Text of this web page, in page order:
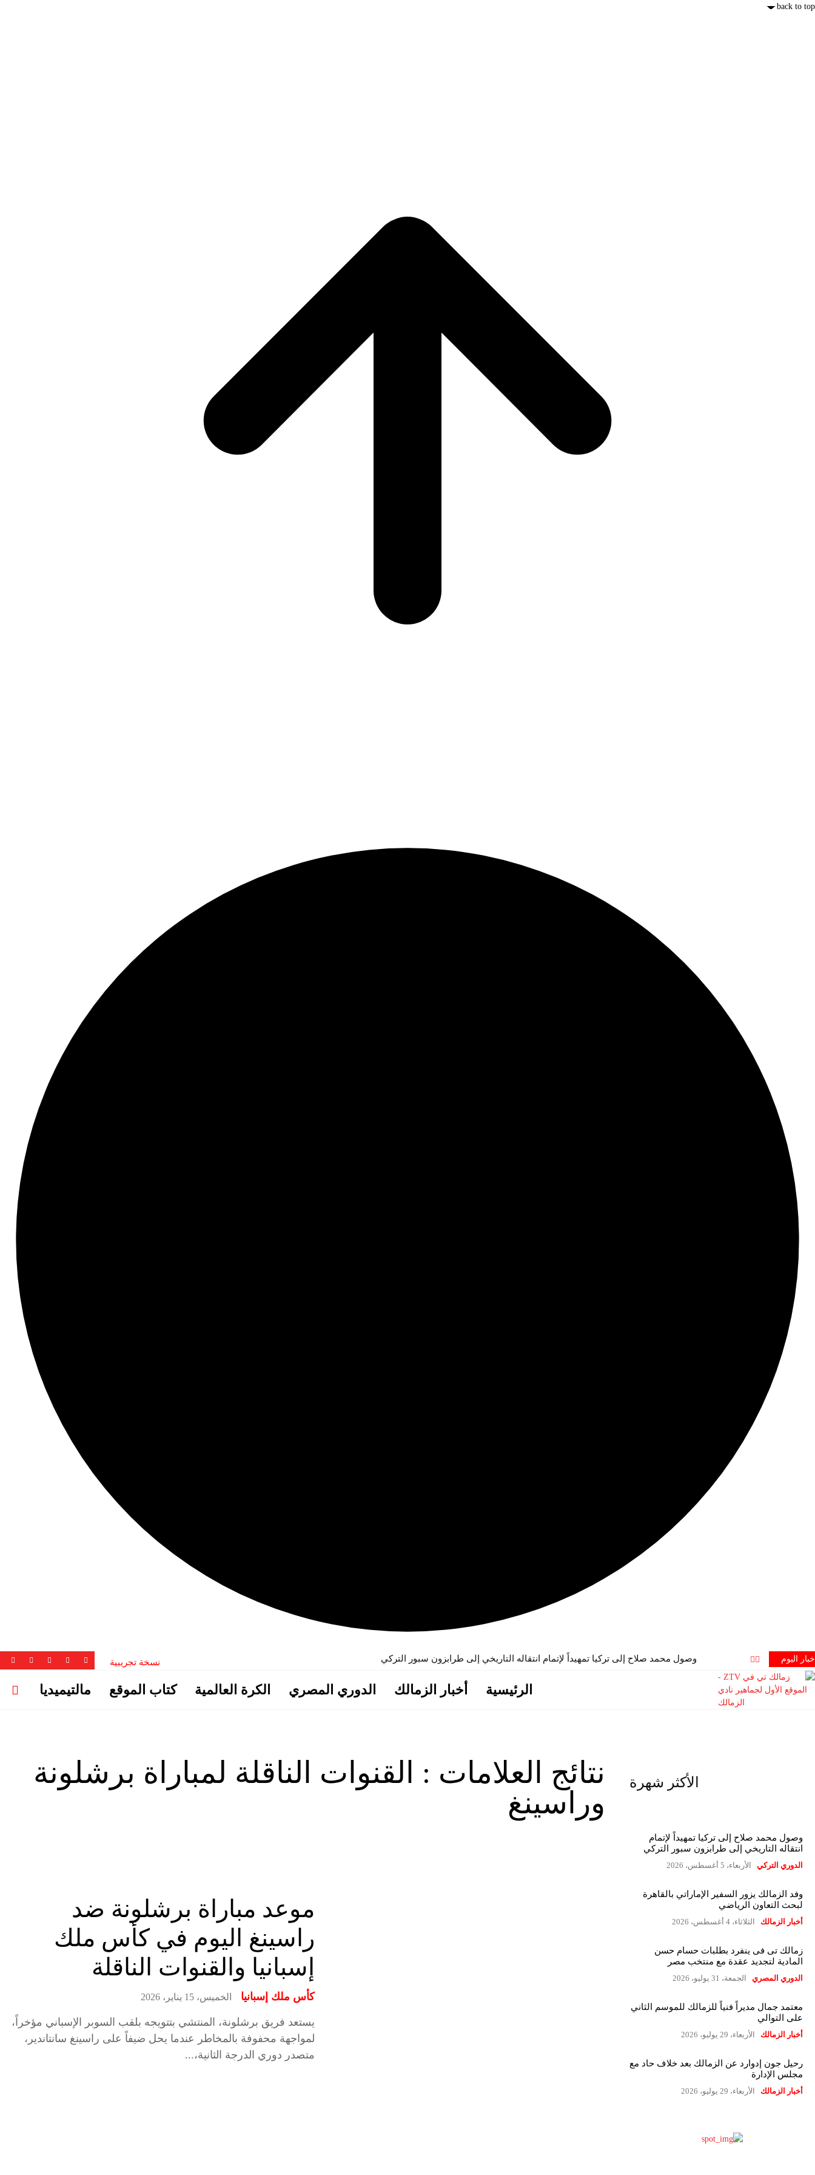
back to top
نسخة تجريبية اليوم وصول محمد صلاح إلى تركيا تمهيداً لإتمام انتقاله التاريخي إلى طرابزون سبور التركي
الرئيسية أخبار الزمالك الدوري المصري الكرة العالمية كتاب الموقع مالتيميديا
نتائج العلامات :
القنوات الناقلة لمباراة برشلونة
وراسينغ
موعد مباراة برشلونة ضد
راسينغ اليوم في كأس ملك
إسبانيا والقنوات الناقلة
كأس ملك إسبانيا الخميس، 15 يناير، 2026
يستعد فريق برشلونة، المنتشي بتتويجه بلقب السوبر الإسباني مؤخراً،
لمواجهة محفوفة بالمخاطر عندما يحل ضيفاً على راسينغ سانتاندير،
متصدر دوري الدرجة الثانية،...
الأكثر شهرة
وصول محمد صلاح إلى تركيا تمهيداً لإتمام
انتقاله التاريخي إلى طرابزون سبور التركي
الدوري التركي الأربعاء، 5 أغسطس، 2026
وفد الزمالك يزور السفير الإماراتي بالقاهرة
لبحث التعاون الرياضي
أخبار الزمالك الثلاثاء، 4 أغسطس، 2026
زمالك تى فى ينفرد بطلبات حسام حسن
المادية لتجديد عقدة مع منتخب مصر
الدوري المصري الجمعة، 31 يوليو، 2026
معتمد جمال مديراً فنياً للزمالك للموسم الثاني
على التوالي
أخبار الزمالك الأربعاء، 29 يوليو، 2026
رحيل جون إدوارد عن الزمالك بعد خلاف حاد مع
مجلس الإدارة
أخبار الزمالك الأربعاء، 29 يوليو، 2026